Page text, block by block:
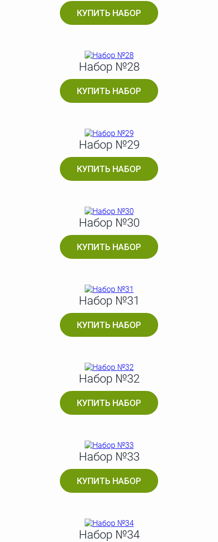
КУПИТЬ НАБОР
Набор №28
КУПИТЬ НАБОР
Набор №29
КУПИТЬ НАБОР
Набор №30
КУПИТЬ НАБОР
Набор №31
КУПИТЬ НАБОР
Набор №32
КУПИТЬ НАБОР
Набор №33
КУПИТЬ НАБОР
Набор №34